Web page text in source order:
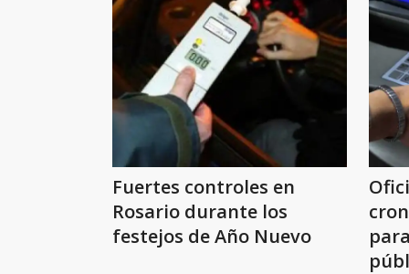
Fuertes controles en
Rosario durante los
festejos de Año Nuevo